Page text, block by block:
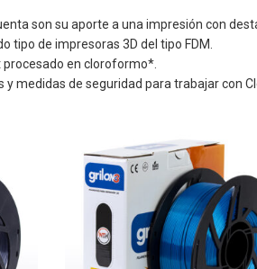
son su aporte a una impresión con
tipo de impresoras 3D del tipo FDM.
en cloroformo*.
y medidas de seguridad para trabajar con